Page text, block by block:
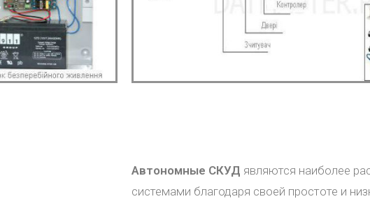
Автономные СКУД являются наиболее
системами благодаря своей простоте и